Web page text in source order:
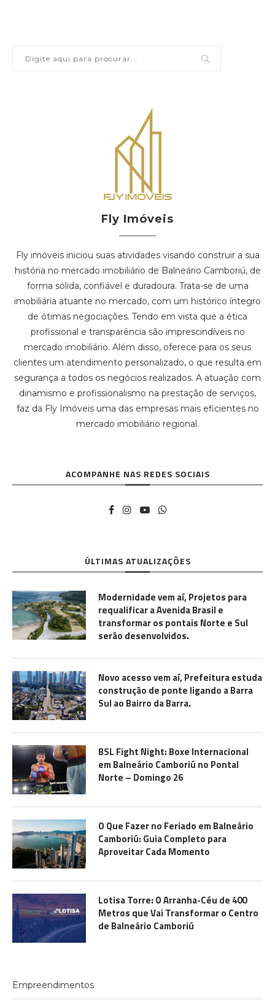
Fly Imóveis
Fly imóveis iniciou suas atividades visando construir a sua
história no mercado imobiliário de Balneário Camboriú, de
forma sólida, confiável e duradoura. Trata-se de uma
imobiliária atuante no mercado, com um histórico íntegro
de ótimas negociações. Tendo em vista que a ética
profissional e transparência são imprescindíveis no
mercado imobiliário. Além disso, oferece para os seus
clientes um atendimento personalizado, o que resulta em
segurança a todos os negócios realizados. A atuação com
dinamismo e profissionalismo na prestação de serviços,
faz da Fly Imóveis uma das empresas mais eficientes no
mercado imobiliário regional.
ACOMPANHE NAS REDES SOCIAIS
ÚLTIMAS ATUALIZAÇÕES
Modernidade vem aí, Projetos para
requalificar a Avenida Brasil e
transformar os pontais Norte e Sul
serão desenvolvidos.
Novo acesso vem aí, Prefeitura estuda
construção de ponte ligando a Barra
Sul ao Bairro da Barra.
BSL Fight Night: Boxe Internacional
em Balneário Camboriú no Pontal
Norte – Domingo 26
O Que Fazer no Feriado em Balneário
Camboriú: Guia Completo para
Aproveitar Cada Momento
Lotisa Torre: O Arranha-Céu de 400
Metros que Vai Transformar o Centro
de Balneário Camboriú
Empreendimentos